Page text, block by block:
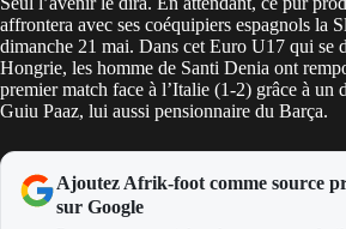
affrontera avec ses coéquipiers espagnols la
dimanche 21 mai. Dans cet Euro U17 qui se
Hongrie, les homme de Santi Denia ont
premier match face à l’Italie (1-2) grâce à un
Guiu Paaz, lui aussi pensionnaire du Barça.
Ajoutez Afrik-foot comme source
sur Google